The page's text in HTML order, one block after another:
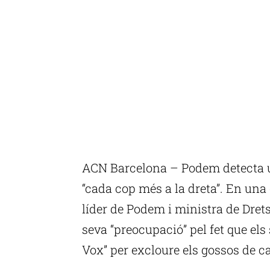
ACN Barcelona – Podem detecta
“cada cop més a la dreta”. En
líder de Podem i ministra de
seva “preocupació” pel fet que
Vox” per excloure els gossos de